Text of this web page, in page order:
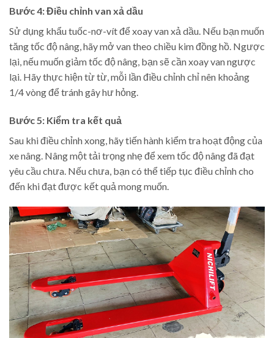
Bước 4: Điều chỉnh van xả dầu
Sử dụng khẩu tuốc-nơ-vít để xoay van xả dầu. Nếu bạn muốn
tăng tốc độ nâng, hãy mở van theo chiều kim đồng hồ. Ngược
lại, nếu muốn giảm tốc độ nâng, bạn sẽ cần xoay van ngược
lại. Hãy thực hiện từ từ, mỗi lần điều chỉnh chỉ nên khoảng
1/4 vòng để tránh gây hư hỏng.
Bước 5: Kiểm tra kết quả
Sau khi điều chỉnh xong, hãy tiến hành kiểm tra hoạt động của
xe nâng. Nâng một tải trọng nhẹ để xem tốc độ nâng đã đạt
yêu cầu chưa. Nếu chưa, bạn có thể tiếp tục điều chỉnh cho
đến khi đạt được kết quả mong muốn.